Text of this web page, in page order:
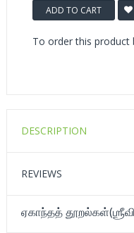
ADD TO CART
To order this product
DESCRIPTION
REVIEWS
ஏகாந்தத்